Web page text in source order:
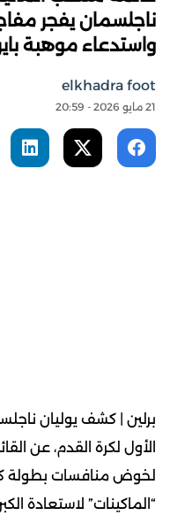
ناجلسمان يفجر
واستدعاء موهبة
elkhadra foot
21 مايو 2026 - 20:59
برلين | كشف يوليان
“الماكينات” لاستعادة